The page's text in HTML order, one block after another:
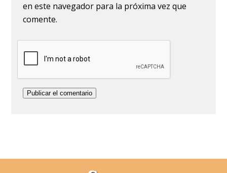
en este navegador para la próxima vez que
comente.